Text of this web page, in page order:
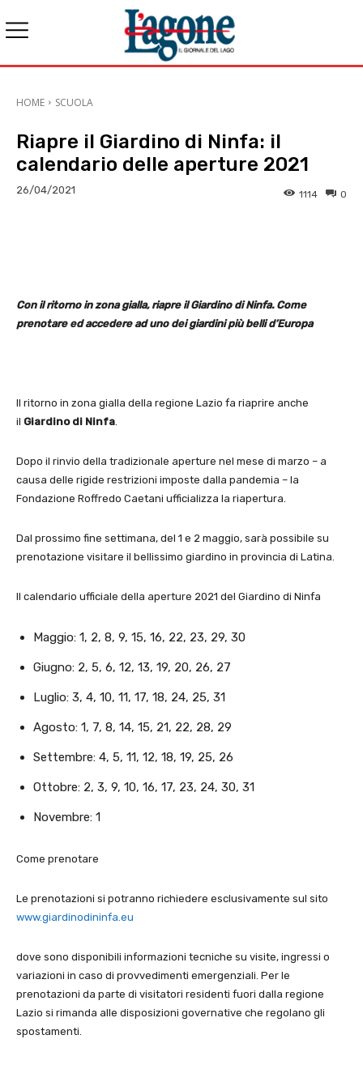
HOME SCUOLA
Riapre il Giardino di Ninfa: il
calendario delle aperture 2021
26/04/2021 0
1114
Con il ritorno in zona gialla, riapre il Giardino di Ninfa. Come
prenotare ed accedere ad uno dei giardini più belli d’Europa
Il ritorno in zona gialla della regione Lazio fa riaprire anche
il Giardino di Ninfa
Dopo il rinvio della tradizionale aperture nel mese di marzo – a
causa delle rigide restrizioni imposte dalla pandemia – la
Fondazione Roffredo Caetani ufficializza la riapertura.
Dal prossimo fine settimana, del 1 e 2 maggio, sarà possibile su
prenotazione visitare il bellissimo giardino in provincia di Latina.
Il calendario ufficiale della aperture 2021 del Giardino di Ninfa
Maggio: 1, 2, 8, 9, 15, 16, 22, 23, 29, 30
Giugno: 2, 5, 6, 12, 13, 19, 20, 26, 27
Luglio: 3, 4, 10, 11, 17, 18, 24, 25, 31
Agosto: 1, 7, 8, 14, 15, 21, 22, 28, 29
Settembre: 4, 5, 11, 12, 18, 19, 25, 26
Ottobre: 2, 3, 9, 10, 16, 17, 23, 24, 30, 31
Novembre: 1
Come prenotare
Le prenotazioni si potranno richiedere esclusivamente sul sito
www.giardinodininfa.eu
dove sono disponibili informazioni tecniche su visite, ingressi o
variazioni in caso di provvedimenti emergenziali. Per le
prenotazioni da parte di visitatori residenti fuori dalla regione
Lazio si rimanda alle disposizioni governative che regolano gli
spostamenti.